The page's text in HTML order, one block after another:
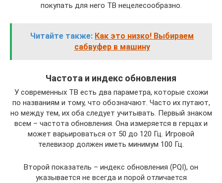
покупать для него ТВ нецелесообразно.
Читайте также: Как это низко! Выбираем
сабвуфер в машину
Частота и индекс обновления
У современных ТВ есть два параметра, которые схожи
по названиям и тому, что обозначают. Часто их путают,
но между тем, их оба следует учитывать. Первый знаком
всем – частота обновления. Она измеряется в герцах и
может варьироваться от 50 до 120 Гц. Игровой
телевизор должен иметь минимум 100 Гц.
Второй показатель – индекс обновления (PQI), он
указывается не всегда и порой отличается